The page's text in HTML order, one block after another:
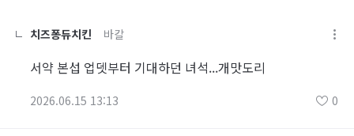
치즈퐁듀치킨 바칼
서약 본섭 업뎃부터 기대하던 녀석...개맛도리
2026.06.15 13:13 0